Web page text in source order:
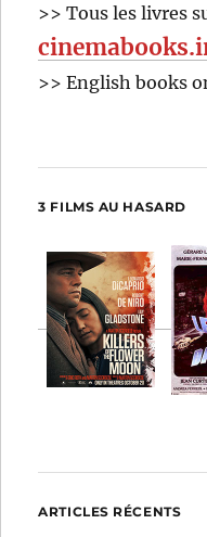
>> Tous les livres
>> English books
3 FILMS AU HASARD
ARTICLES RÉCENTS